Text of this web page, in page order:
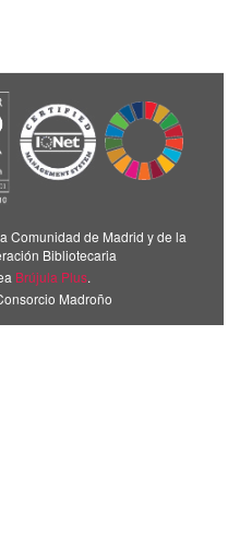
Comunidad de Madrid y de la
Bibliotecaria
Brújula Plus.
Madroño